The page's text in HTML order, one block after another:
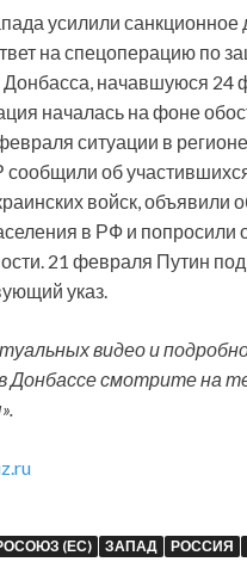
усилили санкционное
на спецоперацию по
Донбасса, начавшуюся 24
началась на фоне
ситуации в
об
войск, объявили
в РФ и попросили
21 февраля Путин
указ.
видео и
Донбассе смотрите на
(ЕС) ЗАПАД РОССИЯ